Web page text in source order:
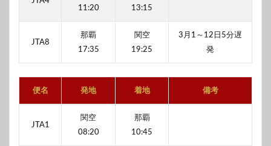
11:20
13:15
JTA8
那覇
17:35
関空
19:25
3月1～12日5分遅
発
便名 発地 着地 備考
JTA1
関空
08:20
那覇
10:45